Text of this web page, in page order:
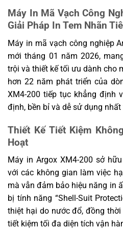
khiển
Driver macOS,
Loại
phương tiện
Cuộn giấy, giấy
nhiệt hoặc giấy
Phương tiện
(kích thước
giấy)
Chiều rộng tối
rộng tối thiểu:
0.0025”~ 0.01”
Đường kính
3”(76 mm). Tùy
ngoài 6″(152.4
Ruy băng
mực
tối thiểu: 1”
trong: tự động
Lõi 1”(25.4 mm)
Khả năng
chống rơi
Không áp dụng
Kích thước
máy in
Dài 250 mm x
Máy In Mã Vạch Công
Giải Pháp In Tem Nhãn
Máy in mã vạch công nghiệp
mới tháng 01 năm 2026,
trội và thiết kế tối ưu dành cho
hơn 22 năm phát triển của
XM4-200 tiếp tục khẳng định
định, bền bỉ và dễ sử dụng
Thiết Kế Tiết Kiệm
Hoạt
Máy in Argox XM4-200 sở
với các không gian làm việc
mà vẫn đảm bảo hiệu năng in
bị tính năng “Shell-Suit
thiệt hại do nước đổ, đồng
tiết kiệm tối đa diện tích vận